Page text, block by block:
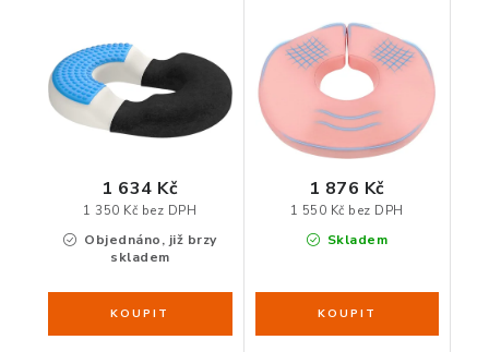
ZÁSUVKOVÉ BOXY
NÁDOBY NA ODPAD
SCHRÁNKY NA KLÍČE A LÉKY
DESIGN A STYL V KANCELÁŘI
ZDRAVÁ KANCELÁŘ
Objednáno, již brzy
skladem
1 350 Kč bez DPH
1 634 Kč
podsedák
Skladem
1 550 Kč bez DPH
1 876 Kč